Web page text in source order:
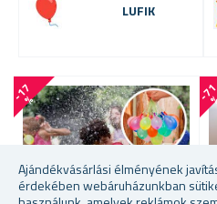
Ajándékvásárlási élményének
érdekében webáruházunkban
LUFIK
-
1
7
%